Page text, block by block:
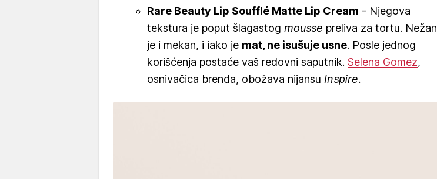
Rare Beauty Lip Soufflé Matte Lip Cream - Njegova
tekstura je poput šlagastog mousse preliva za tortu. Nežan
je i mekan, i iako je mat, ne isušuje usne. Posle jednog
korišćenja postaće vaš redovni saputnik. Selena Gomez,
osnivačica brenda, obožava nijansu Inspire.